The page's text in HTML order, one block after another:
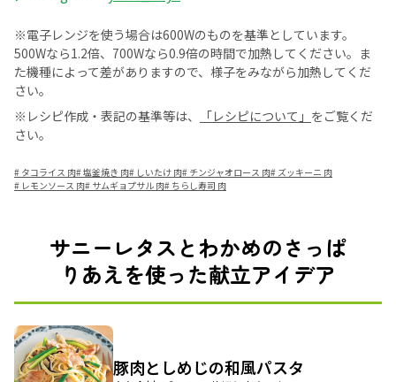
※電子レンジを使う場合は600Wのものを基準としています。
500Wなら1.2倍、700Wなら0.9倍の時間で加熱してください。ま
た機種によって差がありますので、様子をみながら加熱してくだ
さい。
※レシピ作成・表記の基準等は、
「レシピについて」 をご覧くだ
さい。
# タコライス 肉#塩釜焼き 肉# しいたけ 肉# チンジャオロース 肉# ズッキーニ 肉
# レモンソース 肉# サムギョプサル 肉# ちらし寿司 肉
サニーレタスとわかめのさっぱ
りあえを使った献立アイデア
豚肉としめじの和風パスタ